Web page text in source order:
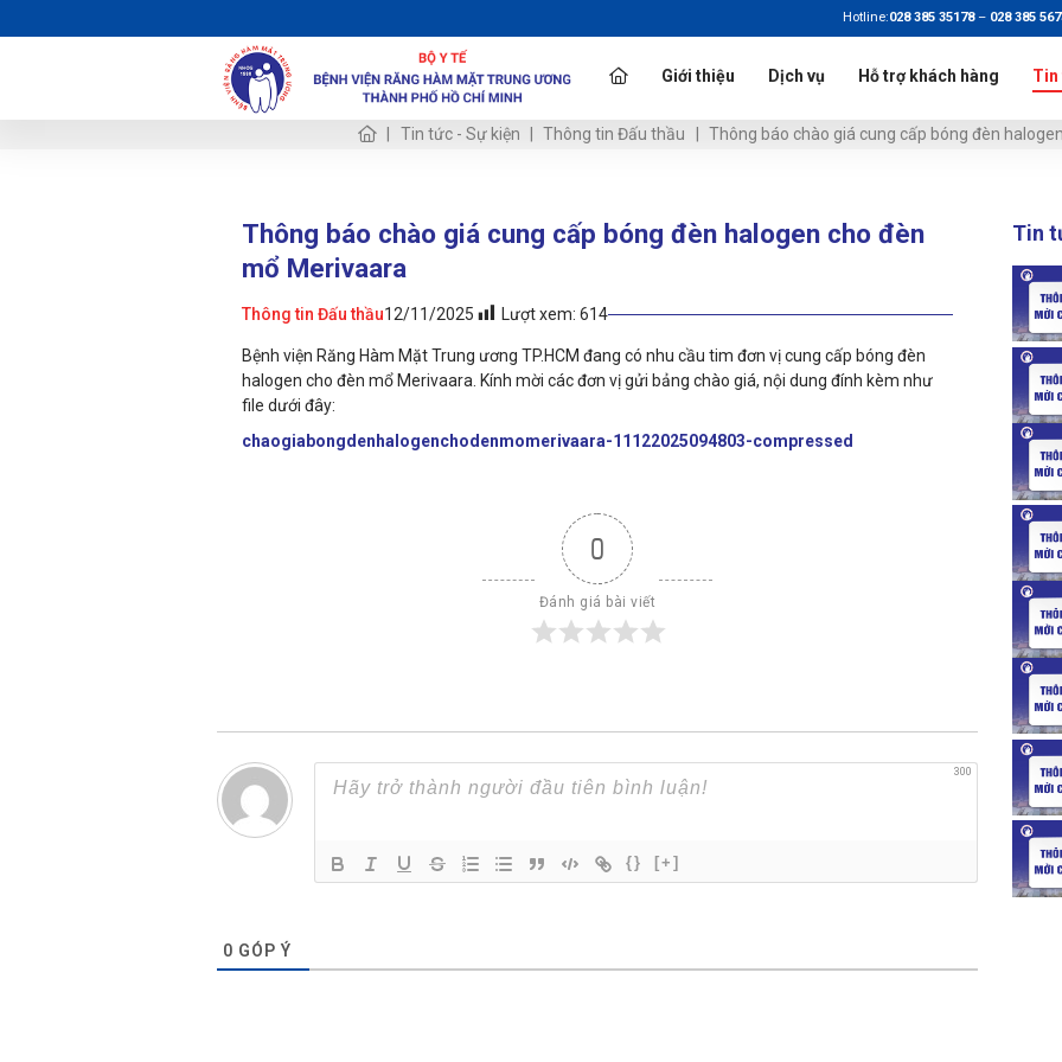
Hotline:028 385 35178– 028 385
Giới thiệu Dịch vụ Hỗ trợ khách hàng Tin
Tin tức - Sự kiện Thông tin Đấu thầu Thông báo chào giá cung cấp bóng đèn
Thông báo chào giá cung cấp bóng đèn halogen cho đèn
mổ Merivaara
Thông tin Đấu thầu12/11/2025 Lượt xem: 614
Bệnh viện Răng Hàm Mặt Trung ương TP.HCM đang có nhu cầu tim đơn vị cung cấp bóng đèn
halogen cho đèn mổ Merivaara. Kính mời các đơn vị gửi bảng chào giá, nội dung đính kèm như
file dưới đây:
chaogiabongdenhalogenchodenmomerivaara-11122025094803-compressed
0
Đánh giá bài viết
300
{} [+]
0 GÓP Ý
Tin